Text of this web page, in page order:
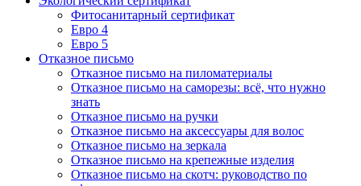
Фитосанитарный сертификат
Евро 4
Евро 5
Отказное письмо
Отказное письмо на пиломатериалы
Отказное письмо на саморезы: всё, что нужно
знать
Отказное письмо на ручки
Отказное письмо на аксессуары для волос
Отказное письмо на зеркала
Отказное письмо на крепежные изделия
Отказное письмо на скотч: руководство по